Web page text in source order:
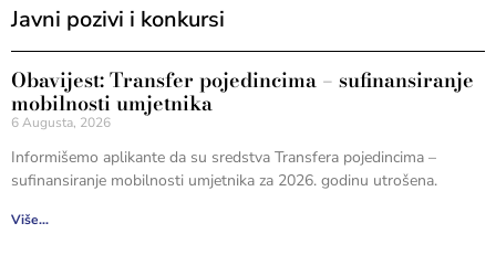
Javni pozivi i konkursi
Obavijest: Transfer pojedincima – sufinansiranje
mobilnosti umjetnika
6 Augusta, 2026
Informišemo aplikante da su sredstva Transfera pojedincima –
sufinansiranje mobilnosti umjetnika za 2026. godinu utrošena.
Više...